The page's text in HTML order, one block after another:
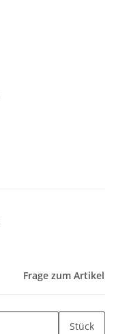
Frage zum Artikel
Stück